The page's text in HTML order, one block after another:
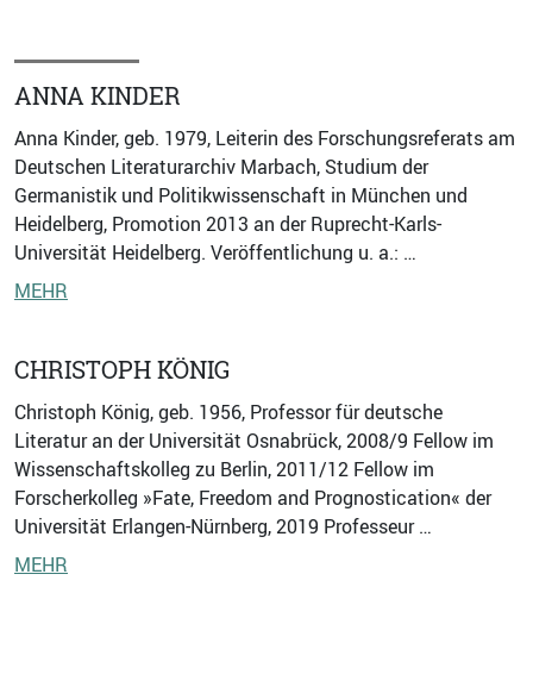
ANNA KINDER
Anna Kinder, geb. 1979, Leiterin des Forschungsreferats am
Deutschen Literaturarchiv Marbach, Studium der
Germanistik und Politikwissenschaft in München und
Heidelberg, Promotion 2013 an der Ruprecht-Karls-
Universität Heidelberg. Veröffentlichung u. a.: …
MEHR
CHRISTOPH KÖNIG
Christoph König, geb. 1956, Professor für deutsche
Literatur an der Universität Osnabrück, 2008/9 Fellow im
Wissenschaftskolleg zu Berlin, 2011/12 Fellow im
Forscherkolleg »Fate, Freedom and Prognostication« der
Universität Erlangen-Nürnberg, 2019 Professeur …
MEHR